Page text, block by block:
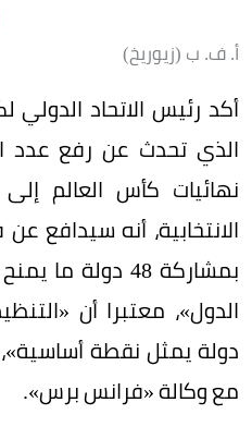
أ. ف. ب (زيوريخ)
أكد رئيس الاتحاد الدولي
الذي تحدث عن رفع عدد
الانتخابية، أنه سيدافع
بمشاركة 48
الدول»، معتبرا أن
دولة يمثل نقطة
مع وكالة «فرانس برس».